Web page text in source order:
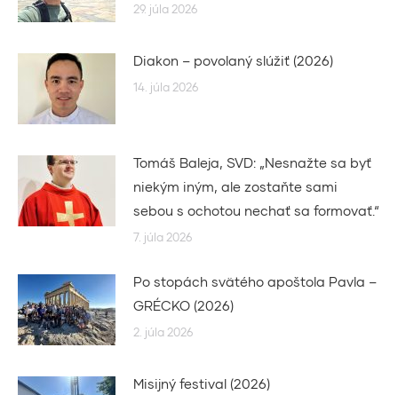
29. júla 2026
Diakon – povolaný slúžiť (2026)
14. júla 2026
Tomáš Baleja, SVD: „Nesnažte sa byť
niekým iným, ale zostaňte sami
sebou s ochotou nechať sa formovať.“
7. júla 2026
Po stopách svätého apoštola Pavla –
GRÉCKO (2026)
2. júla 2026
Misijný festival (2026)